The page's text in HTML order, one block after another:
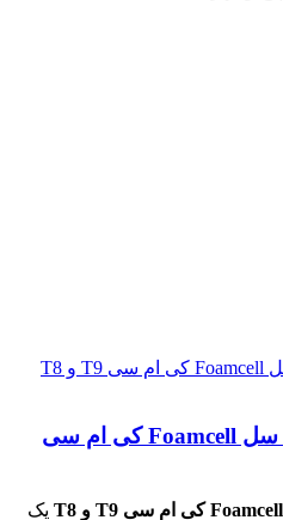
کمک‌ فنر و لیفت‌ کیت فوم‌ سل Foamcell کی ام سی
یک